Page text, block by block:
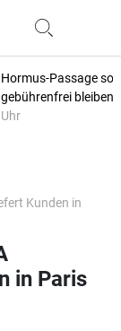
Hormus-Passage
gebührenfrei bleiben
Uhr
Kunden in
in Paris